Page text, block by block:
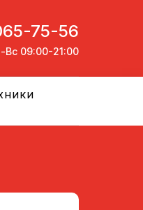
75-56
Вс 09:00-21:00